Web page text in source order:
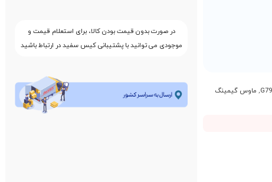
, ماوس گیمینگ
در صورت بدون قیمت بودن کالا، برای استعلام قیمت و
موجودی می توانید با پشتیبانی کیس سفید در ارتباط باشید